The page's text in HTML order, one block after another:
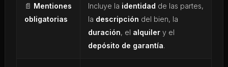
📄 Mentiones
obligatorias
Incluye la identidad de las partes,
la descripción del bien, la
duración, el alquilery el
depósito de garantía.